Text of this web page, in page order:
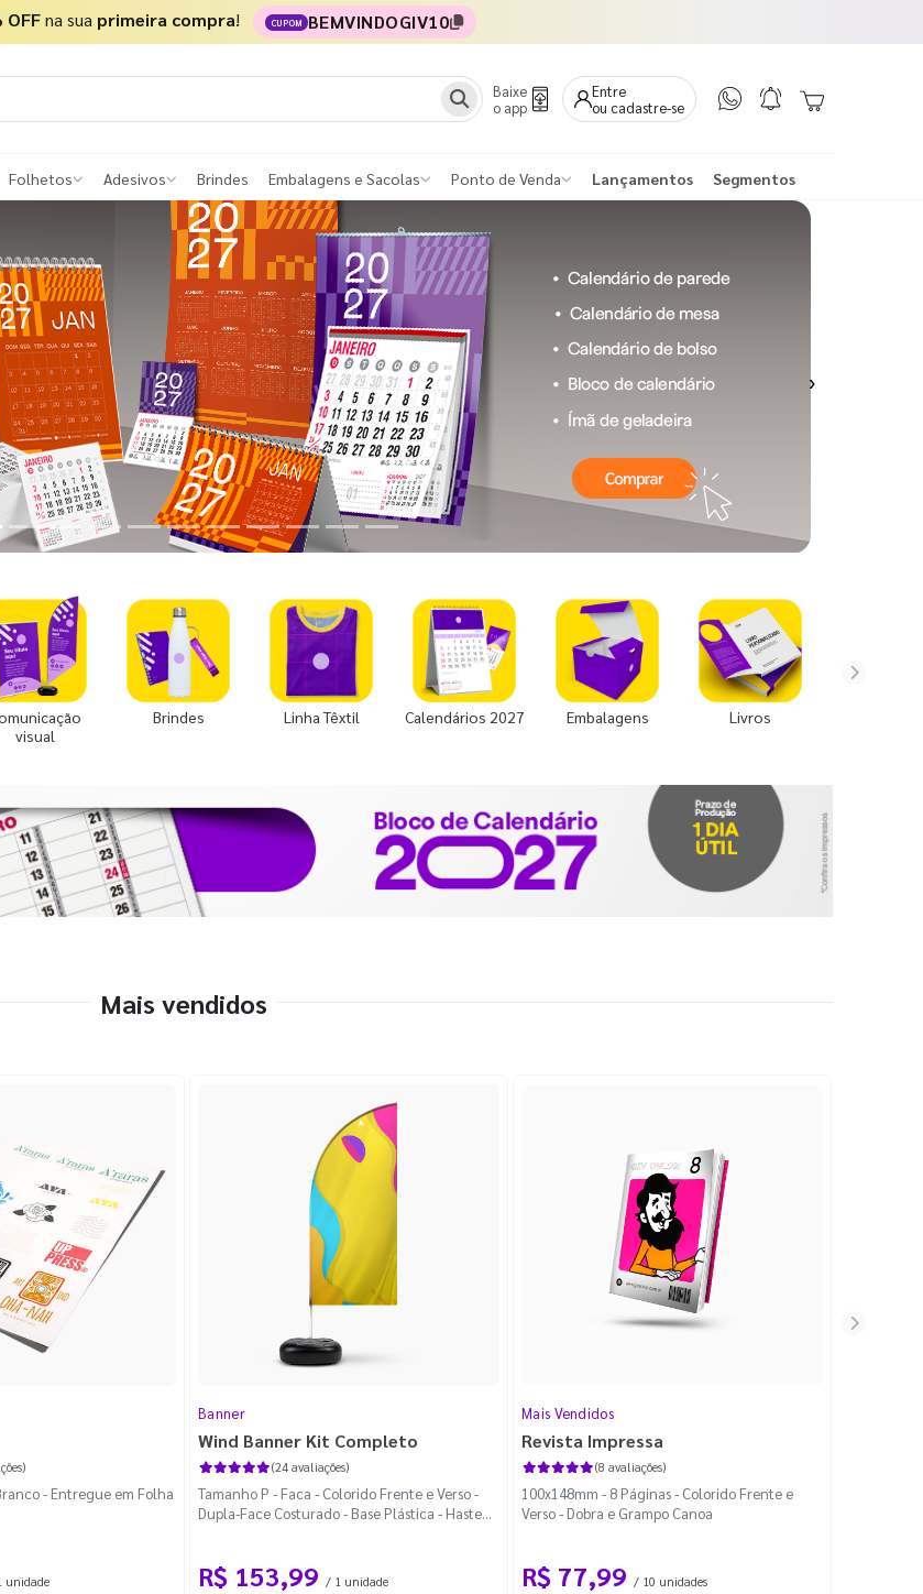
OFFna sua primeira compra! CUPOM BEMVINDOGIV10
Baixe
o app
Entre
ou cadastre-se
Folhetos Adesivos Brindes Embalagens e Sacolas Ponto de Venda Lançamentos Segmentos
Next
visual
Brindes Linha Têxtil Calendários 2027 Embalagens Livros
Mais vendidos
- Entregue em Folha
unidade
Banner
Wind Banner Kit Completo
(24 avaliações)
Tamanho P - Faca - Colorido Frente e Verso -
Dupla-Face Costurado - Base Plástica - Haste
R$ 153,99 / 1 unidade
Mais Vendidos
Revista Impressa
(8 avaliações)
100x148mm - 8 Páginas - Colorido Frente e
Verso - Dobra e Grampo Canoa
R$ 77,99 / 10 unidades